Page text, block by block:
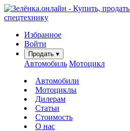
Избранное
Войти
Продать ▾
Автомобиль Мотоцикл
Автомобили
Мотоциклы
Дилерам
Статьи
Стоимость
О нас